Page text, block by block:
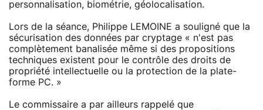
personnalisation, biométrie, géolocalisation.
Lors de la séance, Philippe LEMOINE a souligné que la
sécurisation des données par cryptage « n'est pas
complètement banalisée même si des propositions
techniques existent pour le contrôle des droits de
propriété intellectuelle ou la protection de la plate-
forme PC. »
Le commissaire a par ailleurs rappelé que